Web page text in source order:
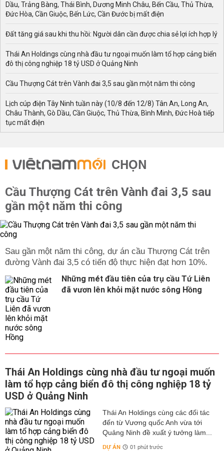
Dầu, Trảng Bàng, Thái Bình, Dương Minh Châu, Bến Cầu, Thủ Thừa,
Đức Hòa, Cần Giuộc, Bến Lức, Cần Đước bị mất điện
Đất tăng giá sau khi thu hồi: Người dân cần được chia sẻ lợi ích hợp lý
Thái An Holdings cùng nhà đầu tư ngoại muốn làm tổ hợp cảng biển
đô thị công nghiệp 18 tỷ USD ở Quảng Ninh
Cầu Thượng Cát trên Vành đai 3,5 sau gần một năm thi công
Lịch cúp điện Tây Ninh tuần này (10/8 đến 12/8) Tân An, Long An,
Châu Thành, Gò Dầu, Cần Giuộc, Thủ Thừa, Bình Minh, Đức Hoà tiếp
tục mất điện
CHỌN
Cầu Thượng Cát trên Vành đai 3,5 sau
gần một năm thi công
Sau gần một năm thi công, dự án cầu Thượng Cát trên
đường Vành đai 3,5 có tiến độ thực hiện đạt hơn 10%.
Những mét đầu tiên của trụ cầu Tứ Liên
đã vươn lên khỏi mặt nước sông Hồng
Thái An Holdings cùng nhà đầu tư ngoại muốn
làm tổ hợp cảng biển đô thị công nghiệp 18 tỷ
USD ở Quảng Ninh
Thái An Holdings cùng các đối tác
đến từ Vương quốc Anh vừa tới
Quảng Ninh đề xuất ý tưởng làm...
DỰ ÁN 01 phút trước